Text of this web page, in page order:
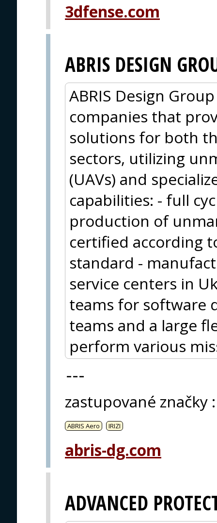
3dfense.com
ABRIS DESIGN
ABRIS Design
companies that
solutions for both
sectors, utilizing
(UAVs) and
capabilities: - full
production of
certified according
standard -
service centers in
teams for software
teams and a large
perform various
---
zastupované značky :
ABRIS Aero IRIZI
abris-dg.com
ADVANCED